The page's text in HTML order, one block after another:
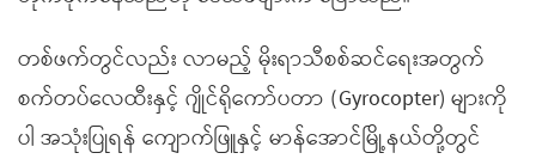
တစ်ဖက်တွင်လည်း လာမည့် မိုးရာသီစစ်ဆင်ရေးအတွက်
စက်တပ်လေထီးနှင့် ဂျိုင်ရိုကော်ပတာ (Gyrocopter) များကို
ပါ အသုံးပြုရန် ကျောက်ဖြူနှင့် မာန်အောင်မြို့နယ်တို့တွင်